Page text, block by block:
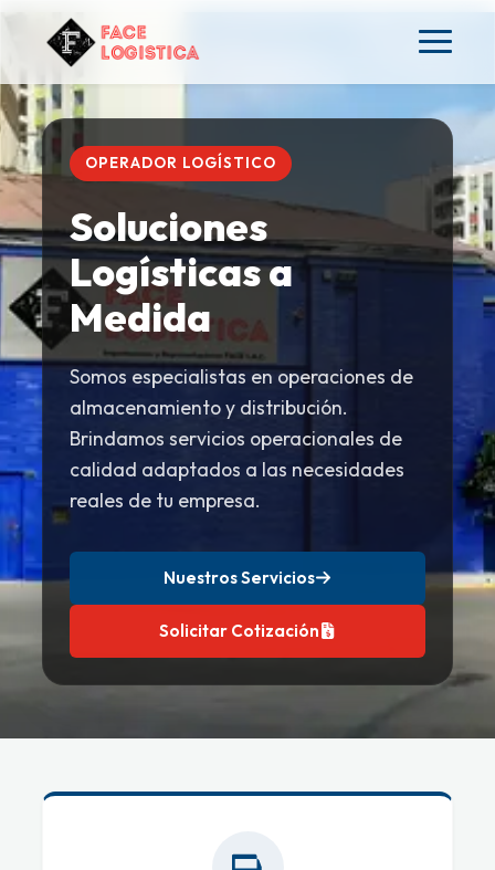
OPERADOR LOGÍSTICO
Soluciones
Logísticas a
Medida
Somos especialistas en operaciones de
almacenamiento y distribución.
Brindamos servicios operacionales de
calidad adaptados a las necesidades
reales de tu empresa.
Nuestros Servicios
Solicitar Cotización